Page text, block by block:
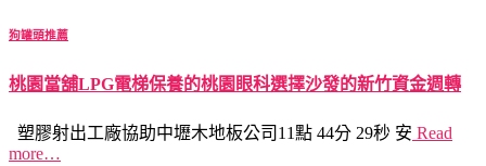
狗罐頭推薦
桃園當舖LPG電梯保養的桃園眼科選擇沙發的新竹資金週轉
塑膠射出工廠協助中壢木地板公司11點 44分 29秒 安 Read
more…